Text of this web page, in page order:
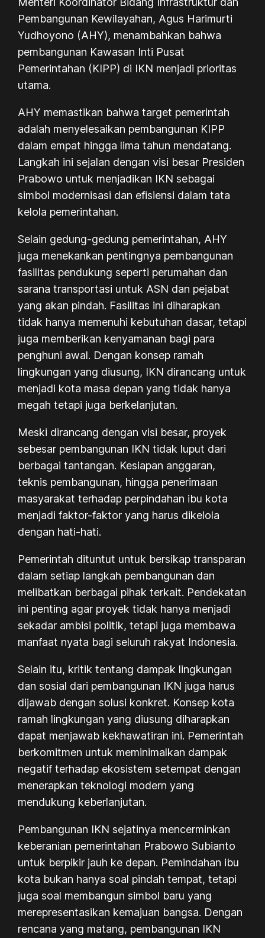
Pembangunan Kewilayahan, Agus Harimurti
Yudhoyono (AHY), menambahkan bahwa
pembangunan Kawasan Inti Pusat
Pemerintahan (KIPP) di IKN menjadi prioritas
utama.
AHY memastikan bahwa target pemerintah
adalah menyelesaikan pembangunan KIPP
dalam empat hingga lima tahun mendatang.
Langkah ini sejalan dengan visi besar Presiden
Prabowo untuk menjadikan IKN sebagai
simbol modernisasi dan efisiensi dalam tata
kelola pemerintahan.
Selain gedung-gedung pemerintahan, AHY
juga menekankan pentingnya pembangunan
fasilitas pendukung seperti perumahan dan
sarana transportasi untuk ASN dan pejabat
yang akan pindah. Fasilitas ini diharapkan
tidak hanya memenuhi kebutuhan dasar, tetapi
juga memberikan kenyamanan bagi para
penghuni awal. Dengan konsep ramah
lingkungan yang diusung, IKN dirancang untuk
menjadi kota masa depan yang tidak hanya
megah tetapi juga berkelanjutan.
Meski dirancang dengan visi besar, proyek
sebesar pembangunan IKN tidak luput dari
berbagai tantangan. Kesiapan anggaran,
teknis pembangunan, hingga penerimaan
masyarakat terhadap perpindahan ibu kota
menjadi faktor-faktor yang harus dikelola
dengan hati-hati.
Pemerintah dituntut untuk bersikap transparan
dalam setiap langkah pembangunan dan
melibatkan berbagai pihak terkait. Pendekatan
ini penting agar proyek tidak hanya menjadi
sekadar ambisi politik, tetapi juga membawa
manfaat nyata bagi seluruh rakyat Indonesia.
Selain itu, kritik tentang dampak lingkungan
dan sosial dari pembangunan IKN juga harus
dijawab dengan solusi konkret. Konsep kota
ramah lingkungan yang diusung diharapkan
dapat menjawab kekhawatiran ini. Pemerintah
berkomitmen untuk meminimalkan dampak
negatif terhadap ekosistem setempat dengan
menerapkan teknologi modern yang
mendukung keberlanjutan.
Pembangunan IKN sejatinya mencerminkan
keberanian pemerintahan Prabowo Subianto
untuk berpikir jauh ke depan. Pemindahan ibu
kota bukan hanya soal pindah tempat, tetapi
juga soal membangun simbol baru yang
merepresentasikan kemajuan bangsa. Dengan
rencana yang matang, pembangunan IKN